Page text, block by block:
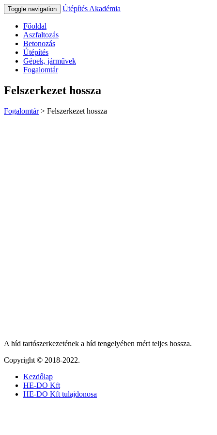
Toggle navigation Útépítés Akadémia
Főoldal
Aszfaltozás
Betonozás
Útépítés
Gépek, járművek
Fogalomtár
Felszerkezet hossza
Fogalomtár> Felszerkezet hossza
A híd tartószerkezetének a híd tengelyében mért teljes hossza.
Copyright © 2018-2022.
Kezdőlap
HE-DO Kft
HE-DO Kft tulajdonosa